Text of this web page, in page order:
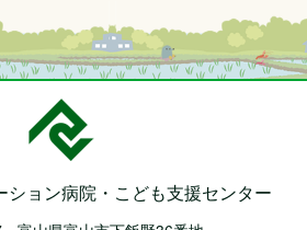
ョン病院・ こども支援センター